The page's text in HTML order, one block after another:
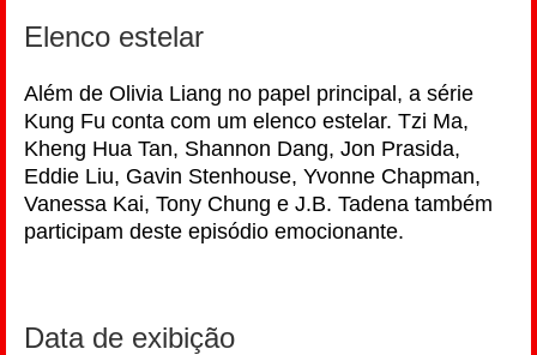
Elenco estelar
Além de Olivia Liang no papel principal, a série
Kung Fu conta com um elenco estelar. Tzi Ma,
Kheng Hua Tan, Shannon Dang, Jon Prasida,
Eddie Liu, Gavin Stenhouse, Yvonne Chapman,
Vanessa Kai, Tony Chung e J.B. Tadena também
participam deste episódio emocionante.
Data de exibição